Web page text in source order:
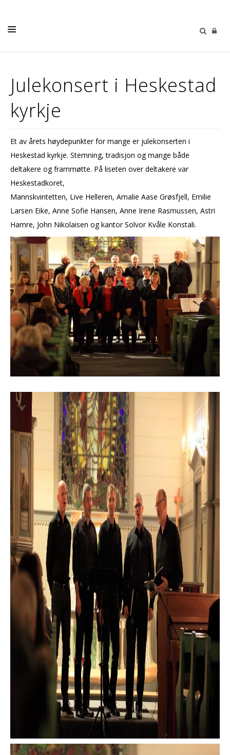
BARN OG UNGE
VOKSNE
KIRKER
OM OSS
GRAVFERD OG GRAVPLASS
Julekonsert i Heskestad
kyrkje
Et av årets høydepunkter for mange er julekonserten i
Heskestad kyrkje. Stemning, tradisjon og mange både
deltakere og frammøtte. På liseten over deltakere var
Heskestadkoret,
Mannskvintetten, Live Helleren, Amalie Aase Grøsfjell, Emilie
Larsen Eike, Anne Sofie Hansen, Anne Irene Rasmussen, Astri
Hamre, John Nikolaisen og kantor Solvor Kvåle Konstali.